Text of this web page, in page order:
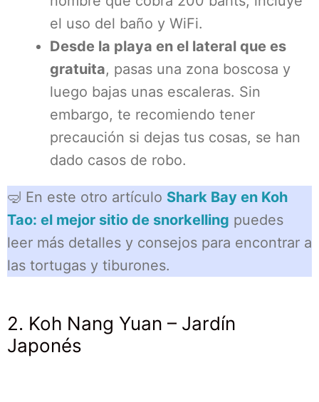
el uso del baño y WiFi.
Desde la playa en el lateral que es
gratuita, pasas una zona boscosa y
luego bajas unas escaleras. Sin
embargo, te recomiendo tener
precaución si dejas tus cosas, se han
dado casos de robo.
🤿 En este otro artículo Shark Bay en Koh
Tao: el mejor sitio de snorkelling puedes
leer más detalles y consejos para encontrar a
las tortugas y tiburones.
2. Koh Nang Yuan – Jardín
Japonés